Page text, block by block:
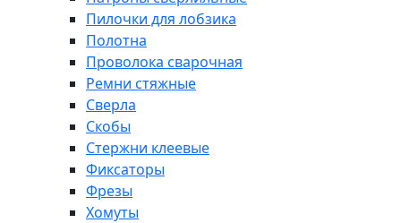
Пилочки для лобзика
Полотна
Проволока сварочная
Ремни стяжные
Сверла
Скобы
Стержни клеевые
Фиксаторы
Фрезы
Хомуты